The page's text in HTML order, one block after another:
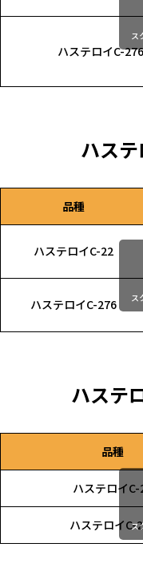
ハステロイC-276
ス
ハス
品種
ハステロイC-22
ハステロイC-276 ス
ハステ
品種
ハステロイC-
ハステロイC-
ス